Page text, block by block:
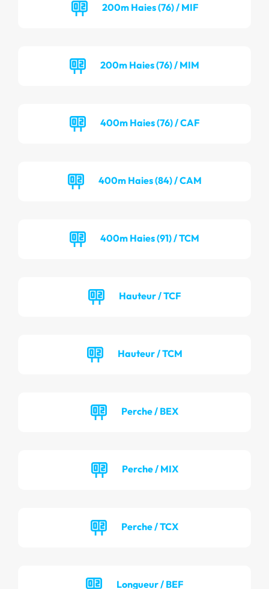
200m Haies (76) / MIF
200m Haies (76) / MIM
400m Haies (76) / CAF
400m Haies (84) / CAM
400m Haies (91) / TCM
Hauteur / TCF
Hauteur / TCM
Perche / BEX
Perche / MIX
Perche / TCX
Longueur / BEF